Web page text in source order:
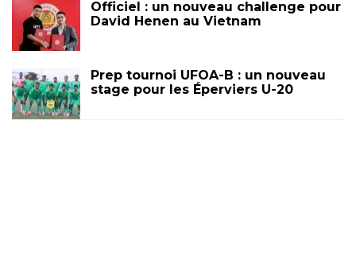
Officiel : un nouveau challenge pour
David Henen au Vietnam
Prep tournoi UFOA-B : un nouveau
stage pour les Éperviers U-20